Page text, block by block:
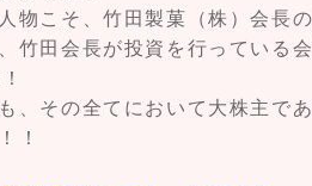
物こそ、竹田製菓（株）会長
竹田会長が投資を行っている
、その全てにおいて大株主で
！